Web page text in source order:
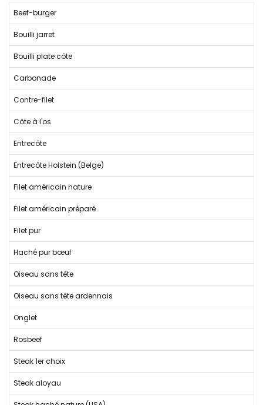
Beef-burger
Bouilli jarret
Bouilli plate côte
Carbonade
Contre-filet
Côte à l'os
Entrecôte
Entrecôte Holstein (Belge)
Filet américain nature
Filet américain préparé
Filet pur
Haché pur bœuf
Oiseau sans tête
Oiseau sans tête ardennais
Onglet
Rosbeef
Steak 1er choix
Steak aloyau